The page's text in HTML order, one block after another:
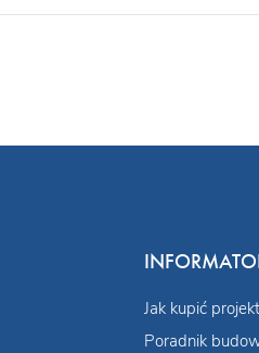
Jak kupić projekt
Poradnik